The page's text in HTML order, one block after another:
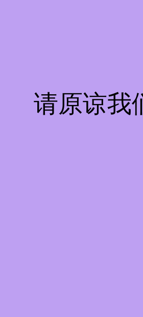
请原谅我